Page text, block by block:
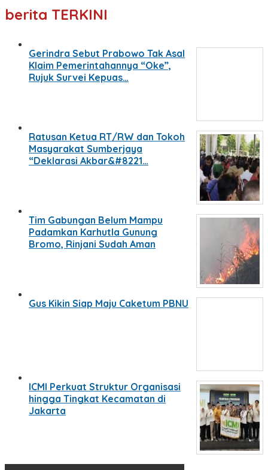
berita TERKINI
Gerindra Sebut Prabowo Tak Asal
Klaim Pemerintahannya “Oke”,
Rujuk Survei Kepuas…
Ratusan Ketua RT/RW dan Tokoh
Masyarakat Sumberjaya
“Deklarasi Akbar&#8221…
Tim Gabungan Belum Mampu
Padamkan Karhutla Gunung
Bromo, Rinjani Sudah Aman
Gus Kikin Siap Maju Caketum PBNU
ICMI Perkuat Struktur Organisasi
hingga Tingkat Kecamatan di
Jakarta